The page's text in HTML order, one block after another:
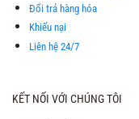
Đổi trả hàng hóa
Khiếu nại
Liên hệ 24/7
KẾT NỐI VỚI CHÚNG TÔI